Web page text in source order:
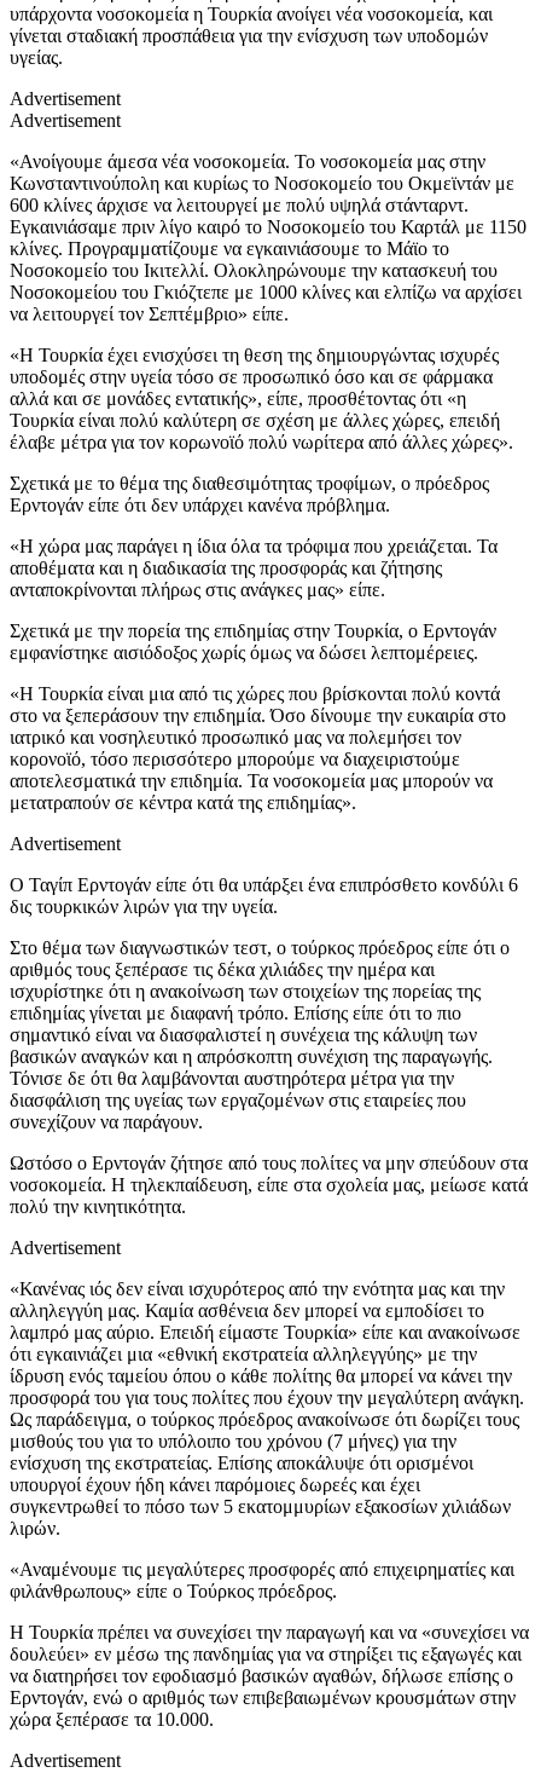
υπάρχοντα νοσοκομεία η Τουρκία ανοίγει νέα νοσοκομεία, και
γίνεται σταδιακή προσπάθεια για την ενίσχυση των υποδομών
υγείας.
Advertisement
Advertisement
«Ανοίγουμε άμεσα νέα νοσοκομεία. Το νοσοκομεία μας στην
Κωνσταντινούπολη και κυρίως το Νοσοκομείο του Οκμεϊντάν με
600 κλίνες άρχισε να λειτουργεί με πολύ υψηλά στάνταρντ.
Εγκαινιάσαμε πριν λίγο καιρό το Νοσοκομείο του Καρτάλ με 1150
κλίνες. Προγραμματίζουμε να εγκαινιάσουμε το Μάϊο το
Νοσοκομείο του Ικιτελλί. Ολοκληρώνουμε την κατασκευή του
Νοσοκομείου του Γκιόζτεπε με 1000 κλίνες και ελπίζω να αρχίσει
να λειτουργεί τον Σεπτέμβριο» είπε.
«Η Τουρκία έχει ενισχύσει τη θεση της δημιουργώντας ισχυρές
υποδομές στην υγεία τόσο σε προσωπικό όσο και σε φάρμακα
αλλά και σε μονάδες εντατικής», είπε, προσθέτοντας ότι «η
Τουρκία είναι πολύ καλύτερη σε σχέση με άλλες χώρες, επειδή
έλαβε μέτρα για τον κορωνοϊό πολύ νωρίτερα από άλλες χώρες».
Σχετικά με το θέμα της διαθεσιμότητας τροφίμων, ο πρόεδρος
Ερντογάν είπε ότι δεν υπάρχει κανένα πρόβλημα.
«Η χώρα μας παράγει η ίδια όλα τα τρόφιμα που χρειάζεται. Τα
αποθέματα και η διαδικασία της προσφοράς και ζήτησης
ανταποκρίνονται πλήρως στις ανάγκες μας» είπε.
Σχετικά με την πορεία της επιδημίας στην Τουρκία, ο Ερντογάν
εμφανίστηκε αισιόδοξος χωρίς όμως να δώσει λεπτομέρειες.
«Η Τουρκία είναι μια από τις χώρες που βρίσκονται πολύ κοντά
στο να ξεπεράσουν την επιδημία. Όσο δίνουμε την ευκαιρία στο
ιατρικό και νοσηλευτικό προσωπικό μας να πολεμήσει τον
κορονοϊό, τόσο περισσότερο μπορούμε να διαχειριστούμε
αποτελεσματικά την επιδημία. Τα νοσοκομεία μας μπορούν να
μετατραπούν σε κέντρα κατά της επιδημίας».
Advertisement
Ο Ταγίπ Ερντογάν είπε ότι θα υπάρξει ένα επιπρόσθετο κονδύλι 6
δις τουρκικών λιρών για την υγεία.
Στο θέμα των διαγνωστικών τεστ, ο τούρκος πρόεδρος είπε ότι ο
αριθμός τους ξεπέρασε τις δέκα χιλιάδες την ημέρα και
ισχυρίστηκε ότι η ανακοίνωση των στοιχείων της πορείας της
επιδημίας γίνεται με διαφανή τρόπο. Επίσης είπε ότι το πιο
σημαντικό είναι να διασφαλιστεί η συνέχεια της κάλυψη των
βασικών αναγκών και η απρόσκοπτη συνέχιση της παραγωγής.
Τόνισε δε ότι θα λαμβάνονται αυστηρότερα μέτρα για την
διασφάλιση της υγείας των εργαζομένων στις εταιρείες που
συνεχίζουν να παράγουν.
Ωστόσο ο Ερντογάν ζήτησε από τους πολίτες να μην σπεύδουν στα
νοσοκομεία. Η τηλεκπαίδευση, είπε στα σχολεία μας, μείωσε κατά
πολύ την κινητικότητα.
Advertisement
«Κανένας ιός δεν είναι ισχυρότερος από την ενότητα μας και την
αλληλεγγύη μας. Καμία ασθένεια δεν μπορεί να εμποδίσει το
λαμπρό μας αύριο. Επειδή είμαστε Τουρκία» είπε και ανακοίνωσε
ότι εγκαινιάζει μια «εθνική εκστρατεία αλληλεγγύης» με την
ίδρυση ενός ταμείου όπου ο κάθε πολίτης θα μπορεί να κάνει την
προσφορά του για τους πολίτες που έχουν την μεγαλύτερη ανάγκη.
Ως παράδειγμα, ο τούρκος πρόεδρος ανακοίνωσε ότι δωρίζει τους
μισθούς του για το υπόλοιπο του χρόνου (7 μήνες) για την
ενίσχυση της εκστρατείας. Επίσης αποκάλυψε ότι ορισμένοι
υπουργοί έχουν ήδη κάνει παρόμοιες δωρεές και έχει
συγκεντρωθεί το πόσο των 5 εκατομμυρίων εξακοσίων χιλιάδων
λιρών.
«Αναμένουμε τις μεγαλύτερες προσφορές από επιχειρηματίες και
φιλάνθρωπους» είπε ο Τούρκος πρόεδρος.
Η Τουρκία πρέπει να συνεχίσει την παραγωγή και να «συνεχίσει να
δουλεύει» εν μέσω της πανδημίας για να στηρίξει τις εξαγωγές και
να διατηρήσει τον εφοδιασμό βασικών αγαθών, δήλωσε επίσης ο
Ερντογάν, ενώ ο αριθμός των επιβεβαιωμένων κρουσμάτων στην
χώρα ξεπέρασε τα 10.000.
Advertisement